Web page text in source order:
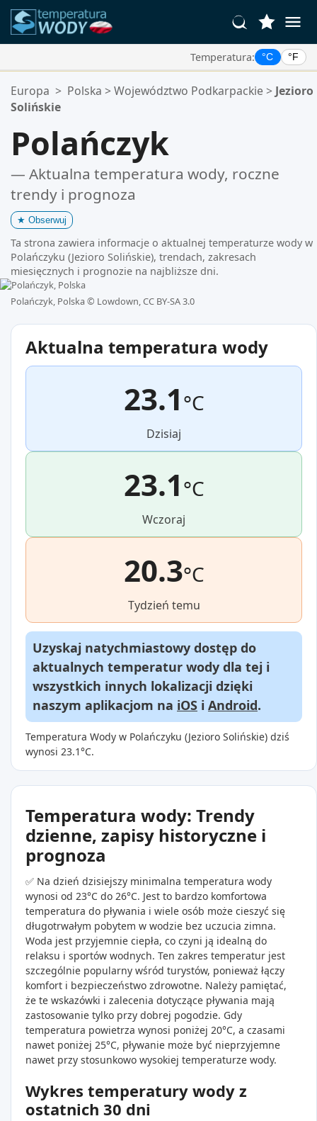
Temperatura: °C °F
Twoje Ulubione Lokalizacje:
Twoja lista ulubionych jest pusta.
Europa > Polska >Województwo Podkarpackie > Jezioro
Solińskie
Polańczyk
— Aktualna temperatura wody, roczne
trendy i prognoza
★ Obserwuj
Ta strona zawiera informacje o aktualnej temperaturze wody w
Polańczyku (Jezioro Solińskie), trendach, zakresach
miesięcznych i prognozie na najbliższe dni.
Polańczyk, Polska © Lowdown, CC BY-SA 3.0
Aktualna temperatura wody
23.1°C
Dzisiaj
23.1°C
Wczoraj
20.3°C
Tydzień temu
Uzyskaj natychmiastowy dostęp do
aktualnych temperatur wody dla tej i
wszystkich innych lokalizacji dzięki
naszym aplikacjom na iOS i Android.
Temperatura Wody w Polańczyku (Jezioro Solińskie) dziś
wynosi 23.1°C.
Temperatura wody: Trendy
dzienne, zapisy historyczne i
prognoza
✅ Na dzień dzisiejszy minimalna temperatura wody
wynosi od 23°C do 26°C. Jest to bardzo komfortowa
temperatura do pływania i wiele osób może cieszyć się
długotrwałym pobytem w wodzie bez uczucia zimna.
Woda jest przyjemnie ciepła, co czyni ją idealną do
relaksu i sportów wodnych. Ten zakres temperatur jest
szczególnie popularny wśród turystów, ponieważ łączy
komfort i bezpieczeństwo zdrowotne. Należy pamiętać,
że te wskazówki i zalecenia dotyczące pływania mają
zastosowanie tylko przy dobrej pogodzie. Gdy
temperatura powietrza wynosi poniżej 20°C, a czasami
nawet poniżej 25°C, pływanie może być nieprzyjemne
nawet przy stosunkowo wysokiej temperaturze wody.
Wykres temperatury wody z
ostatnich 30 dni